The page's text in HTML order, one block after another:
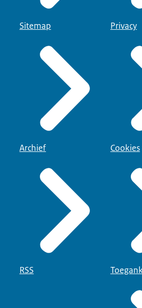
Sitemap
Archief
RSS
Privacy
Cookies